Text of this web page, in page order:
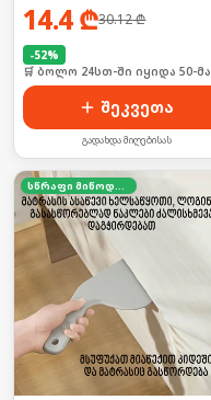
14.4₾30.12₾
-52%
🛒 ბოლო 24სთ-ში იყიდა 50-მა
შეკვეთა
გადახდა მიღებისას
სწრაფი მიწოდება